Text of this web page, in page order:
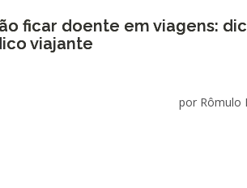
ficar doente em viagens:
viajante
por Rômulo